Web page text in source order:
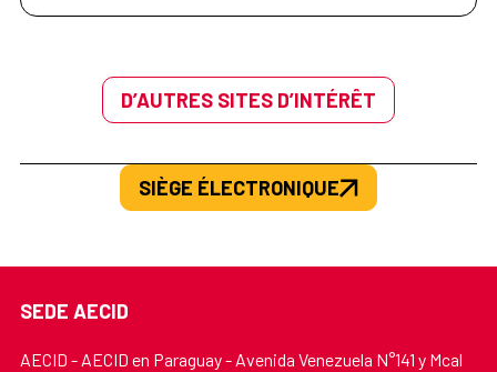
D’AUTRES SITES D’INTÉRÊT
SIÈGE ÉLECTRONIQUE
SEDE AECID
AECID - AECID en Paraguay - Avenida Venezuela N°141 y Mcal